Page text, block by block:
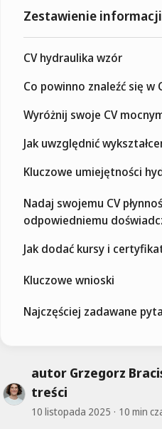
autor Grzegorz
treści
10 listopada 2025 10 min
Zestawienie informacji
CV hydraulika wzór
Co powinno znaleźć się w
Wyróżnij swoje CV
Jak uwzględnić
Kluczowe umiejętności
Nadaj swojemu CV
odpowiedniemu
Jak dodać kursy i
Kluczowe wnioski
Najczęściej zadawane